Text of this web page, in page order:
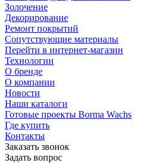
Золочение
Декорирование
Ремонт покрытий
Сопутствующие материалы
Перейти в интернет-магазин
Технологии
О бренде
О компании
Новости
Наши каталоги
Готовые проекты Borma Wachs
Где купить
Контакты
Заказать звонок
Задать вопрос